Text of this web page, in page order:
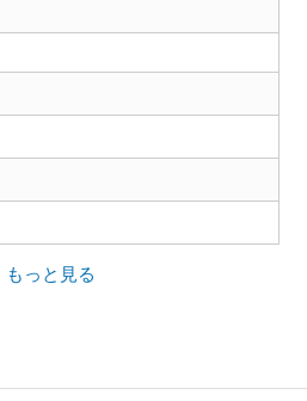
もっと見る